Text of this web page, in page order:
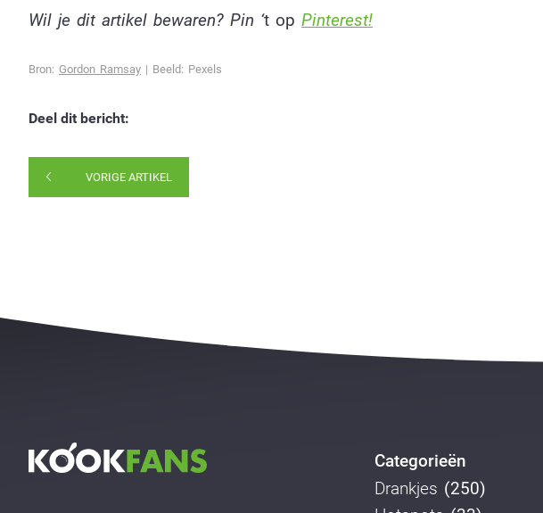
Wil je dit artikel bewaren? Pin ‘t op Pinterest!
Bron: Gordon Ramsay | Beeld: Pexels
Deel dit bericht:
VORIGE ARTIKEL
Categorieën
Drankjes (250)